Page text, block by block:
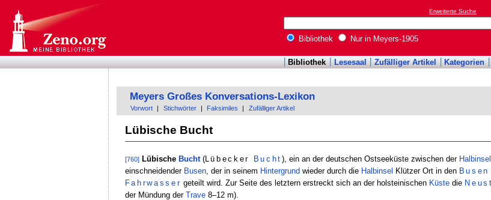
Erweiterte Suche
Bibliothek Nur in Meyers-1905
Bibliothek Lesesaal Zufälliger Artikel Kategorien
Meyers Großes Konversations-Lexikon
Vorwort Stichwörter Faksimiles Zufälliger Artikel
Lübische Bucht
[760] Lübische Bucht(Lübecker Bucht ), ein an der deutschen Ostseeküste zwischen der Halbinsel
einschneidender Busen, der in seinem Hintergrund wieder durch die Halbinsel Klützer Ort in den Busen
Fahrwasser geteilt wird. Zur Seite des letztern erstreckt sich an der holsteinischen Küste die
der Mündung der Trave8–12 m).